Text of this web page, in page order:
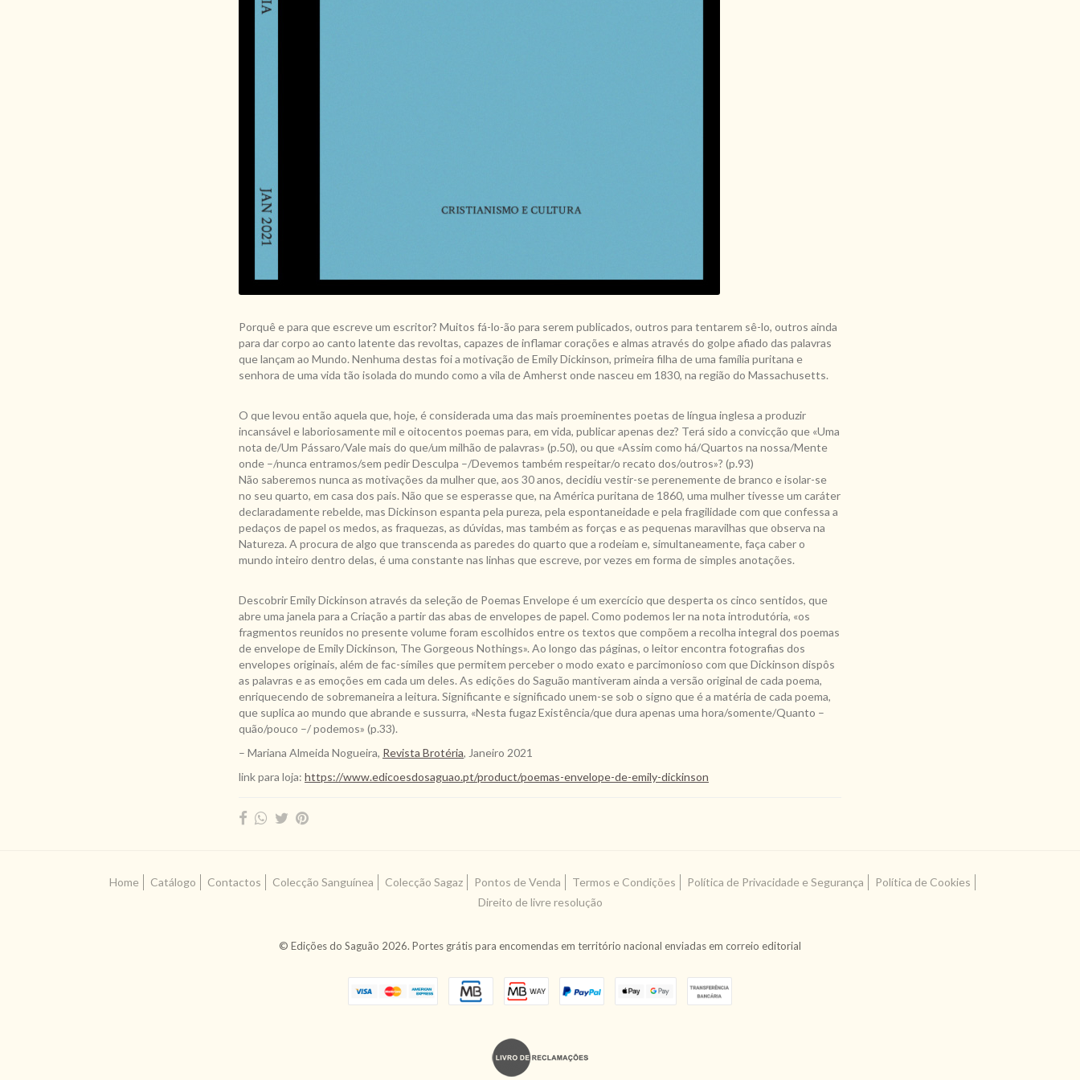
Porquê e para que escreve um escritor? Muitos fá-lo-ão para serem publicados, outros para tentarem sê-lo, outros ainda
para dar corpo ao canto latente das revoltas, capazes de inflamar corações e almas através do golpe afiado das palavras
que lançam ao Mundo. Nenhuma destas foi a motivação de Emily Dickinson, primeira filha de uma família puritana e
senhora de uma vida tão isolada do mundo como a vila de Amherst onde nasceu em 1830, na região do Massachusetts.
O que levou então aquela que, hoje, é considerada uma das mais proeminentes poetas de língua inglesa a produzir
incansável e laboriosamente mil e oitocentos poemas para, em vida, publicar apenas dez? Terá sido a convicção que «Uma
nota de/Um Pássaro/Vale mais do que/um milhão de palavras» (p.50), ou que «Assim como há/Quartos na nossa/Mente
onde –/nunca entramos/sem pedir Desculpa –/Devemos também respeitar/o recato dos/outros»? (p.93)
Não saberemos nunca as motivações da mulher que, aos 30 anos, decidiu vestir-se perenemente de branco e isolar-se
no seu quarto, em casa dos pais. Não que se esperasse que, na América puritana de 1860, uma mulher tivesse um caráter
declaradamente rebelde, mas Dickinson espanta pela pureza, pela espontaneidade e pela fragilidade com que confessa a
pedaços de papel os medos, as fraquezas, as dúvidas, mas também as forças e as pequenas maravilhas que observa na
Natureza. A procura de algo que transcenda as paredes do quarto que a rodeiam e, simultaneamente, faça caber o
mundo inteiro dentro delas, é uma constante nas linhas que escreve, por vezes em forma de simples anotações.
Descobrir Emily Dickinson através da seleção de Poemas Envelope é um exercício que desperta os cinco sentidos, que
abre uma janela para a Criação a partir das abas de envelopes de papel. Como podemos ler na nota introdutória, «os
fragmentos reunidos no presente volume foram escolhidos entre os textos que compõem a recolha integral dos poemas
de envelope de Emily Dickinson, The Gorgeous Nothings». Ao longo das páginas, o leitor encontra fotografias dos
envelopes originais, além de fac-símiles que permitem perceber o modo exato e parcimonioso com que Dickinson dispôs
as palavras e as emoções em cada um deles. As edições do Saguão mantiveram ainda a versão original de cada poema,
enriquecendo de sobremaneira a leitura. Significante e significado unem-se sob o signo que é a matéria de cada poema,
que suplica ao mundo que abrande e sussurra, «Nesta fugaz Existência/que dura apenas uma hora/somente/Quanto –
quão/pouco –/ podemos» (p.33).
– Mariana Almeida Nogueira, Revista Brotéria, Janeiro 2021
link para loja: https://www.edicoesdosaguao.pt/product/poemas-envelope-de-emily-dickinson
Home Catálogo Contactos Colecção Sanguínea Colecção Sagaz Pontos de Venda Termos e Condições Política de Privacidade e Segurança
Política de Cookies
Direito de livre resolução
© Edições do Saguão 2026. Portes grátis para encomendas em território nacional enviadas em correio editorial